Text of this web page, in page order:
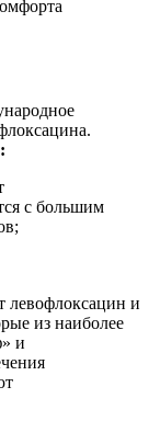
с большим
левофлоксацин и
из наиболее
и